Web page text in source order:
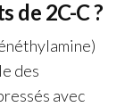
de 2C-C ?
des
avec